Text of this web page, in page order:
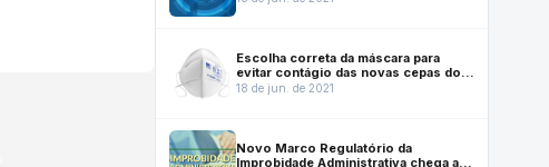
Escolha correta da máscara para
evitar contágio das novas cepas do
coronavírus
18 de jun. de 2021
Novo Marco Regulatório da
Improbidade Administrativa chega ao